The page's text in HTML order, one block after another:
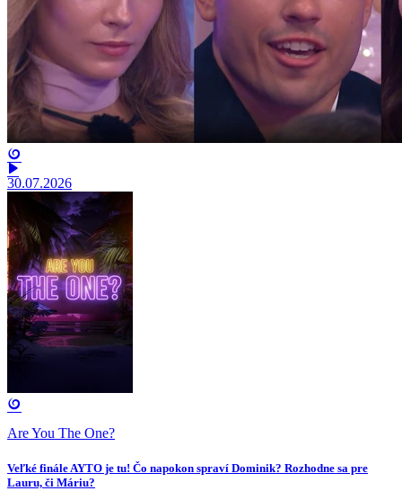
30.07.2026
Are You The One?
Veľké finále AYTO je tu! Čo napokon spraví Dominik? Rozhodne sa pre
Lauru, či Máriu?